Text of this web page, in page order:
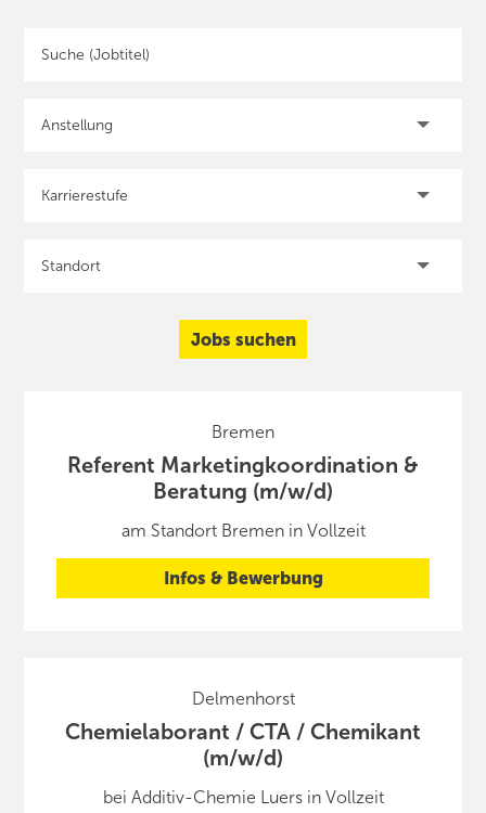
Jobs suchen
Bremen
Referent Marketingkoordination &
Beratung (m/w/d)
am Standort Bremen in Vollzeit
Infos & Bewerbung
Delmenhorst
Chemielaborant / CTA / Chemikant
(m/w/d)
bei Additiv-Chemie Luers in Vollzeit